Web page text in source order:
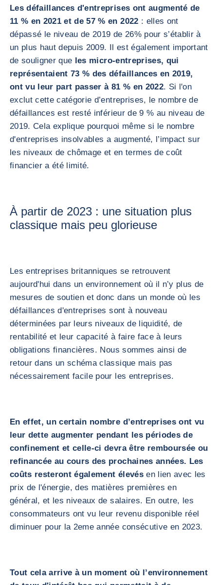
Les défaillances d'entreprises ont augmenté de
11 % en 2021 et de 57 % en 2022 : elles ont
dépassé le niveau de 2019 de 26% pour s’établir à
un plus haut depuis 2009. Il est également important
de souligner que les micro-entreprises, qui
représentaient 73 % des défaillances en 2019,
ont vu leur part passer à 81 % en 2022. Si l'on
exclut cette catégorie d’entreprises, le nombre de
défaillances est resté inférieur de 9 % au niveau de
2019. Cela explique pourquoi même si le nombre
d'entreprises insolvables a augmenté, l’impact sur
les niveaux de chômage et en termes de coût
financier a été limité.
À partir de 2023 : une situation plus
classique mais peu glorieuse
Les entreprises britanniques se retrouvent
aujourd'hui dans un environnement où il n’y plus de
mesures de soutien et donc dans un monde où les
défaillances d'entreprises sont à nouveau
déterminées par leurs niveaux de liquidité, de
rentabilité et leur capacité à faire face à leurs
obligations financières. Nous sommes ainsi de
retour dans un schéma classique mais pas
nécessairement facile pour les entreprises.
En effet, un certain nombre d’entreprises ont vu
leur dette augmenter pendant les périodes de
confinement et celle-ci devra être remboursée ou
refinancée au cours des prochaines années. Les
coûts resteront également élevésen lien avec les
prix de l'énergie, des matières premières en
général, et les niveaux de salaires. En outre, les
consommateurs ont vu leur revenu disponible réel
diminuer pour la 2eme année consécutive en 2023.
Tout cela arrive à un moment où l’environnement